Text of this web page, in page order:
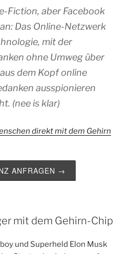
Fiction, aber Facebook
Das Online-Netzwerk
mit der
ohne Umweg über
dem Kopf online
ausspionieren
(nee is klar)
direkt mit dem Gehirn
ANFRAGEN →
mit dem Gehirn-Chip
und Superheld Elon Musk